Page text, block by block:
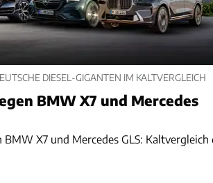
DIESEL-GIGANTEN IM KALTVERGLEICH
BMW X7 und Mercedes
BMW X7 und Mercedes GLS: Kaltvergleich